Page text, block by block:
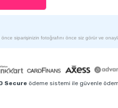
siparişinizin fotoğrafını önce siz görür ve
Secure ödeme sistemi ile güvenle